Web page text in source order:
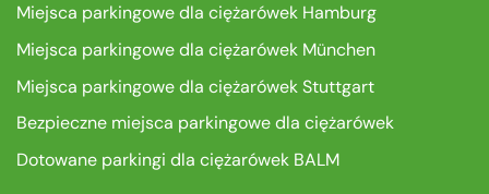
Miejsca parkingowe dla ciężarówek Hamburg
Miejsca parkingowe dla ciężarówek München
Miejsca parkingowe dla ciężarówek Stuttgart
Bezpieczne miejsca parkingowe dla ciężarówek
Dotowane parkingi dla ciężarówek BALM